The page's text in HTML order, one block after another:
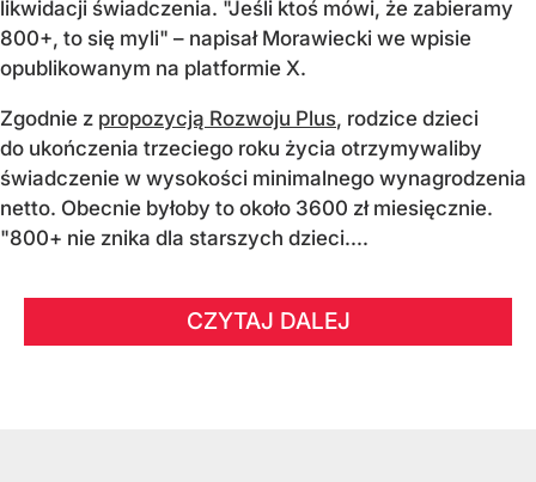
likwidacji świadczenia. "Jeśli ktoś mówi, że zabieramy
800+, to się myli" – napisał Morawiecki we wpisie
opublikowanym na platformie X.
Zgodnie z propozycją Rozwoju Plus, rodzice dzieci
do ukończenia trzeciego roku życia otrzymywaliby
świadczenie w wysokości minimalnego wynagrodzenia
netto. Obecnie byłoby to około 3600 zł miesięcznie.
"800+ nie znika dla starszych dzieci....
CZYTAJ DALEJ